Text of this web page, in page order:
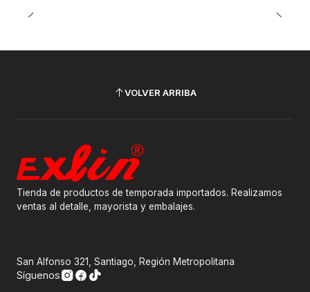
VOLVER ARRIBA
Tienda de productos de temporada importados. Realizamos
ventas al detalle, mayorista y embalajes.
San Alfonso 321, Santiago, Región Metropolitana
Síguenos